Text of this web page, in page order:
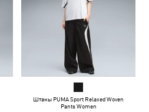
Штаны PUMA Sport Relaxed Woven
Pants Women